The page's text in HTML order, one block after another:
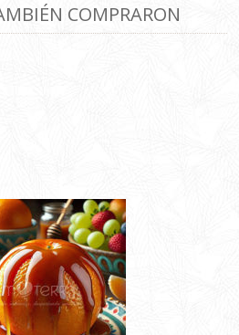
COMPRARON